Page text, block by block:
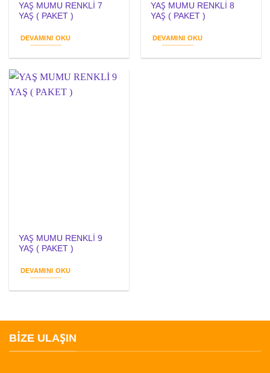
YAŞ MUMU RENKLİ 7
YAŞ ( PAKET )
DEVAMINI OKU
YAŞ MUMU RENKLİ 8
YAŞ ( PAKET )
DEVAMINI OKU
YAŞ MUMU RENKLİ 9
YAŞ ( PAKET )
DEVAMINI OKU
BIZE ULAŞIN